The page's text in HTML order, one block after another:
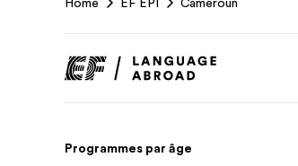
Programmes par âge